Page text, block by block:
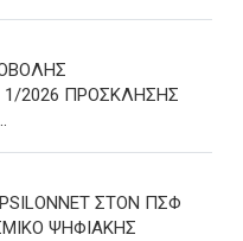
1/2026 ΠΡΟΣΚΛΗΣΗΣ
ΣΤΟΝ ΠΣΦ
ΨΗΦΙΑΚΗΣ